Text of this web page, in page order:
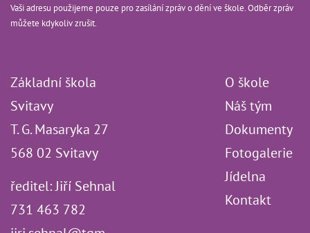
Vaši adresu použijeme pouze pro zasílání zpráv o dění ve škole. Odběr zpráv
můžete kdykoliv zrušit.
Základní škola
Svitavy
T. G. Masaryka 27
568 02 Svitavy
ředitel: Jiří Sehnal
731 463 782
O škole
Náš tým
Dokumenty
Fotogalerie
Jídelna
Kontakt